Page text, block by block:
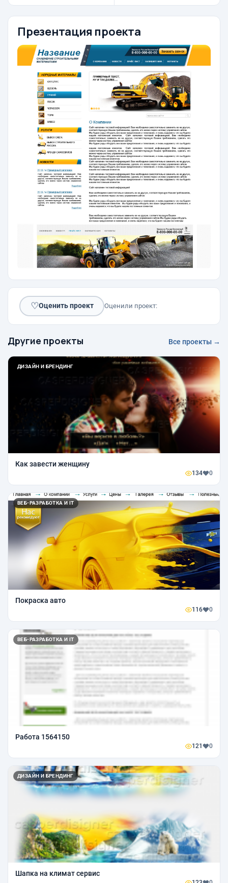
Презентация проекта
♡Оценить проект Оценили проект:
Другие проекты Все проекты →
ДИЗАЙН И БРЕНДИНГ
Как завести женщину
134 0
ВЕБ-РАЗРАБОТКА И IT
Покраска авто
116 0
ВЕБ-РАЗРАБОТКА И IT
Работа 1564150
121 0
ДИЗАЙН И БРЕНДИНГ
Шапка на климат сервис